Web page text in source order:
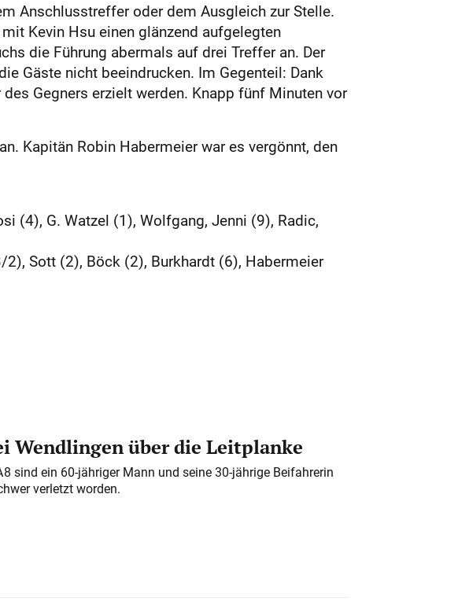
Anschlusstreffer oder dem Ausgleich zur Stelle.
Kevin Hsu einen glänzend aufgelegten
die Führung abermals auf drei Treffer an. Der
Gäste nicht beeindrucken. Im Gegenteil: Dank
Gegners erzielt werden. Knapp fünf Minuten vor
Kapitän Robin Habermeier war es vergönnt, den
(4), G. Watzel (1), Wolfgang, Jenni (9), Radic,
Sott (2), Böck (2), Burkhardt (6), Habermeier
Wendlingen über die Leitplanke
sind ein 60-jähriger Mann und seine 30-jährige Beifahrerin
verletzt worden.